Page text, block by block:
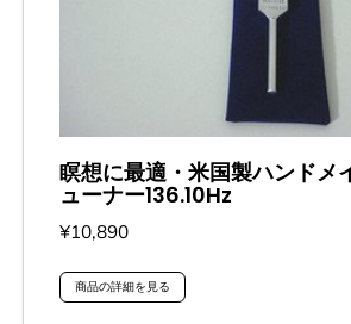
瞑想に最適・米国製ハンドメ
ューナー136.10Hz
¥10,890
商品の詳細を見る